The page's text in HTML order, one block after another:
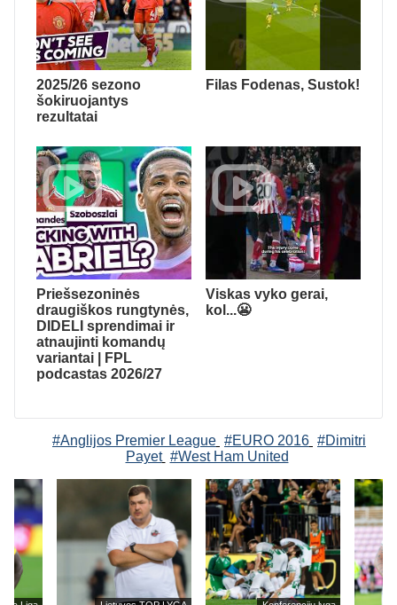
2025/26 sezono
šokiruojantys
rezultatai
Filas Fodenas, Sustok!
Priešsezoninės
draugiškos rungtynės,
DIDELI sprendimai ir
atnaujinti komandų
variantai | FPL
podcastas 2026/27
Viskas vyko gerai,
kol...😬
#Anglijos Premier League #EURO 2016 #Dimitri
Payet #West Ham United